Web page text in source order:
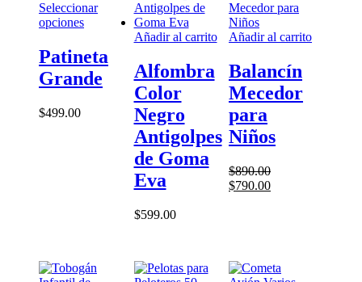
Seleccionar
opcionesEste
tiene
múltiples
variantes.
Patineta
Grande
$499.00
Añadir al carrito
Alfombra
Color
Negro
Antigolpes
de Goma
Eva
$599.00
Añadir al carrito
Balancín
Mecedor
para
Niños
$890.00
El
$790.00El